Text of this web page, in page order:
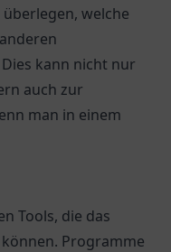
welche
kann nicht nur
auch zur
man in einem
Tools, die das
Programme